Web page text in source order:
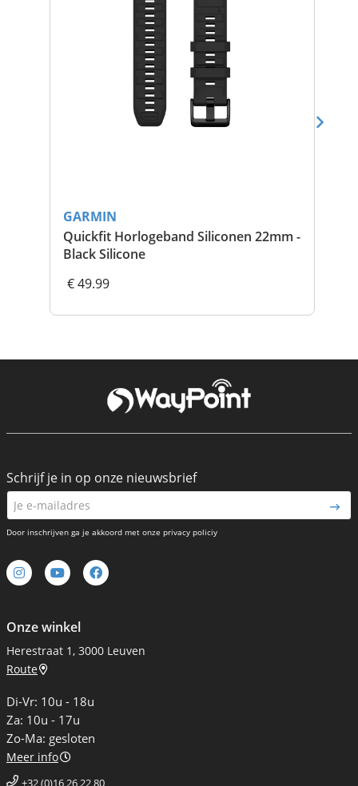
GARMIN
Quickfit Horlogeband Siliconen 22mm -
Black Silicone
€ 49.99
Onze winkel
Herestraat 1, 3000 Leuven
Route
Di-Vr: 10u - 18u
Za: 10u - 17u
Zo-Ma: gesloten
Meer info
+32 (0)16 26 22 80
Schrijf je in op onze nieuwsbrief
Door inschrijven ga je akkoord met onze privacy policiy